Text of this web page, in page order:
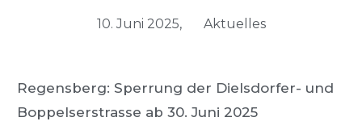
10. Juni 2025, Aktuelles
Regensberg: Sperrung der Dielsdorfer- und
Boppelserstrasse ab 30. Juni 2025